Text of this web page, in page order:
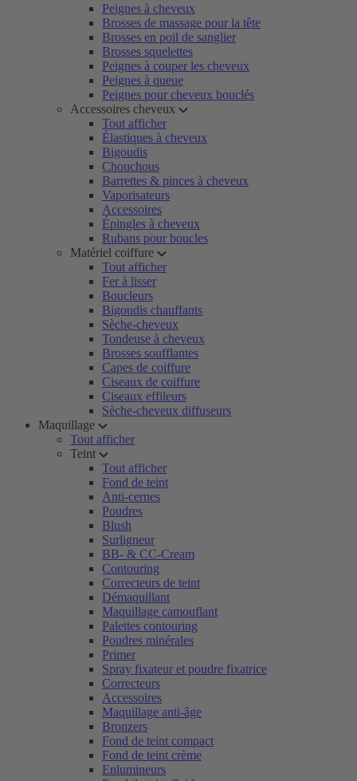
Peignes à cheveux
Brosses de massage pour la tête
Brosses en poil de sanglier
Brosses squelettes
Peignes à couper les cheveux
Peignes à queue
Peignes pour cheveux bouclés
Accessoires cheveux
Tout afficher
Élastiques à cheveux
Bigoudis
Chouchous
Barrettes & pinces à cheveux
Vaporisateurs
Accessoires
Épingles à cheveux
Rubans pour boucles
Matériel coiffure
Tout afficher
Fer à lisser
Boucleurs
Bigoudis chauffants
Sèche-cheveux
Tondeuse à cheveux
Brosses soufflantes
Capes de coiffure
Ciseaux de coiffure
Ciseaux effileurs
Sèche-cheveux diffuseurs
Maquillage
Tout afficher
Teint
Tout afficher
Fond de teint
Anti-cernes
Poudres
Blush
Surligneur
BB- & CC-Cream
Contouring
Correcteurs de teint
Démaquillant
Maquillage camouflant
Palettes contouring
Poudres minérales
Primer
Spray fixateur et poudre fixatrice
Correcteurs
Accessoires
Maquillage anti-âge
Bronzers
Fond de teint compact
Fond de teint crème
Enlumineurs